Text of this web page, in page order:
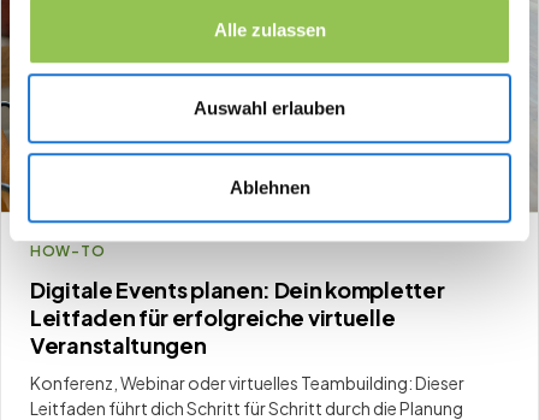
Alle zulassen
Auswahl erlauben
Ablehnen
HOW-TO
Digitale Events planen: Dein kompletter
Leitfaden für erfolgreiche virtuelle
Veranstaltungen
Konferenz, Webinar oder virtuelles Teambuilding: Dieser
Leitfaden führt dich Schritt für Schritt durch die Planung